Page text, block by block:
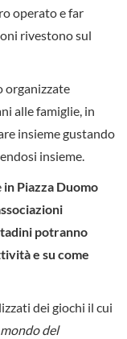
operato e far
rivestono sul
organizzate
alle famiglie, in
insieme gustando
insieme.
in Piazza Duomo
potranno
e su come
dei giochi il cui
del